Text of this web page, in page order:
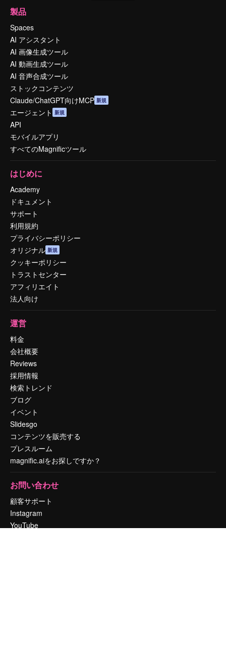
製品
Spaces
AI アシスタント
AI 画像生成ツール
AI 動画生成ツール
AI 音声合成ツール
ストックコンテンツ
Claude/ChatGPT向けMCP 新規
エージェント 新規
API
モバイルアプリ
すべてのMagnificツール
はじめに
Academy
ドキュメント
サポート
利用規約
プライバシーポリシー
オリジナル 新規
クッキーポリシー
トラストセンター
アフィリエイト
法人向け
運営
料金
会社概要
Reviews
採用情報
検索トレンド
ブログ
イベント
Slidesgo
コンテンツを販売する
プレスルーム
magnific.aiをお探しですか？
お問い合わせ
顧客サポート
Instagram
YouTube